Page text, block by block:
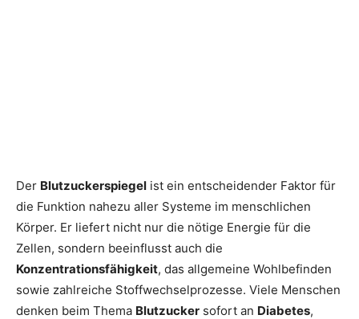
Der Blutzuckerspiegel ist ein entscheidender Faktor für
die Funktion nahezu aller Systeme im menschlichen
Körper. Er liefert nicht nur die nötige Energie für die
Zellen, sondern beeinflusst auch die
Konzentrationsfähigkeit, das allgemeine Wohlbefinden
sowie zahlreiche Stoffwechselprozesse. Viele Menschen
denken beim Thema Blutzucker sofort an Diabetes,